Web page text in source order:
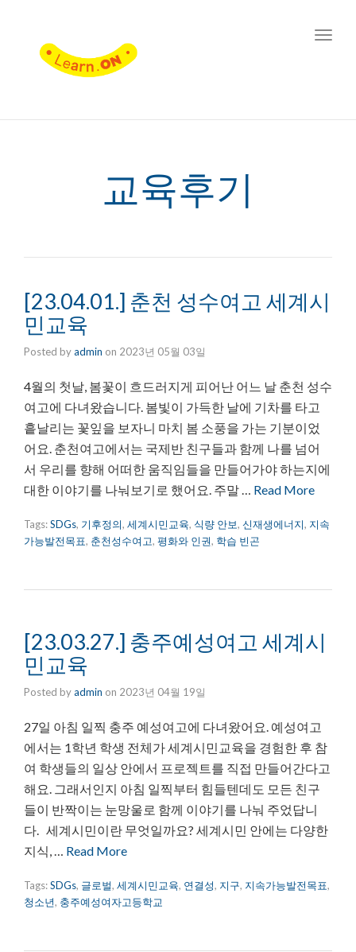
교육후기
[23.04.01.] 춘천 성수여고 세계시
민교육
Posted byadmin on 2023년 05월 03일
4월의 첫날, 봄꽃이 흐드러지게 피어난 어느 날 춘천 성수
여고에 다녀왔습니다. 봄빛이 가득한 날에 기차를 타고
흩날리는 꽃잎을 보자니 마치 봄 소풍을 가는 기분이었
어요. 춘천여고에서는 국제반 친구들과 함께 나를 넘어
서 우리를 향해 어떠한 움직임들을 만들어가야 하는지에
대한 이야기를 나눠보기로 했어요. 주말 … Read More
Tags:SDGs, 기후정의, 세계시민교육, 식량 안보, 신재생에너지, 지속
가능발전목표, 춘천성수여고, 평화와 인권, 학습 빈곤
[23.03.27.] 충주예성여고 세계시
민교육
Posted byadmin on 2023년 04월 19일
27일 아침 일찍 충주 예성여고에 다녀왔어요. 예성여고
에서는 1학년 학생 전체가 세계시민교육을 경험한 후 참
여 학생들의 일상 안에서 프로젝트를 직접 만들어간다고
해요. 그래서인지 아침 일찍부터 힘들텐데도 모든 친구
들이 반짝이는 눈망울로 함께 이야기를 나눠 주었답니
다. 세계시민이란 무엇일까요? 세계시민 안에는 다양한
지식, … Read More
Tags:SDGs, 글로벌, 세계시민교육, 연결성, 지구, 지속가능발전목표,
청소년, 충주예성여자고등학교